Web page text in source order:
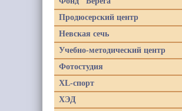
Продюсерский центр
Невская сечь
Учебно-методический центр
Фотостудия
XL-спорт
ХЭД